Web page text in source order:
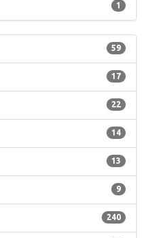
1
59
17
22
14
13
9
240